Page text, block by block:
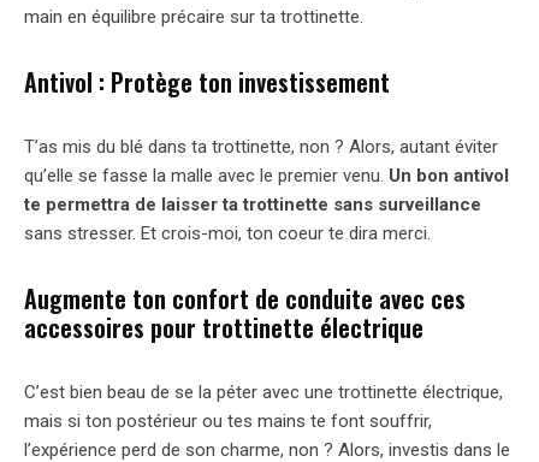
main en équilibre précaire sur ta trottinette.
Antivol : Protège ton investissement
T’as mis du blé dans ta trottinette, non ? Alors, autant éviter
qu’elle se fasse la malle avec le premier venu. Un bon antivol
te permettra de laisser ta trottinette sans surveillance
sans stresser. Et crois-moi, ton coeur te dira merci.
Augmente ton confort de conduite avec ces
accessoires pour trottinette électrique
C’est bien beau de se la péter avec une trottinette électrique,
mais si ton postérieur ou tes mains te font souffrir,
l’expérience perd de son charme, non ? Alors, investis dans le